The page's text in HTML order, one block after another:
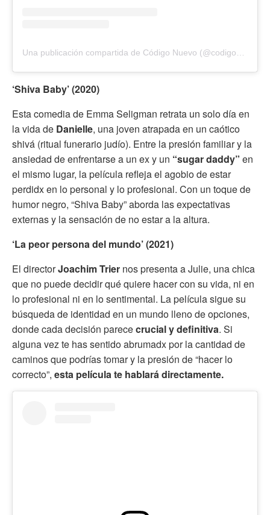
‘Shiva Baby’ (2020)
Esta comedia de Emma Seligman retrata un solo día en
la vida de Danielle, una joven atrapada en un caótico
shivá (ritual funerario judío). Entre la presión familiar y la
ansiedad de enfrentarse a un ex y un “sugar daddy” en
el mismo lugar, la película refleja el agobio de estar
perdidx en lo personal y lo profesional. Con un toque de
humor negro, “Shiva Baby” aborda las expectativas
externas y la sensación de no estar a la altura.
‘La peor persona del mundo’ (2021)
El directorJoachim Trier nos presenta a Julie, una chica
que no puede decidir qué quiere hacer con su vida, ni en
lo profesional ni en lo sentimental. La película sigue su
búsqueda de identidad en un mundo lleno de opciones,
donde cada decisión parececrucial y definitiva. Si
alguna vez te has sentido abrumadx por la cantidad de
caminos que podrías tomar y la presión de “hacer lo
correcto”, esta película te hablará directamente.